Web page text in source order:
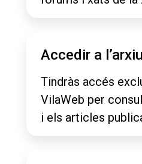
Accedir a l’arxiu
Tindràs accés
VilaWeb per
i els articles